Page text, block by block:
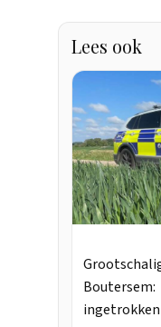
Lees ook
ingetrokken